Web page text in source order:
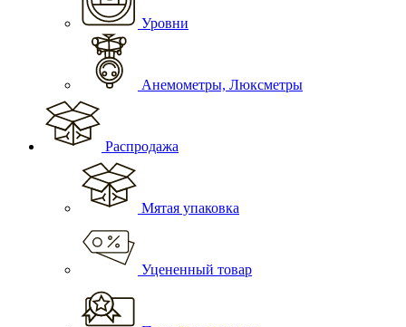
Уровни
Анемометры, Люксметры
Распродажа
Мятая упаковка
Уцененный товар